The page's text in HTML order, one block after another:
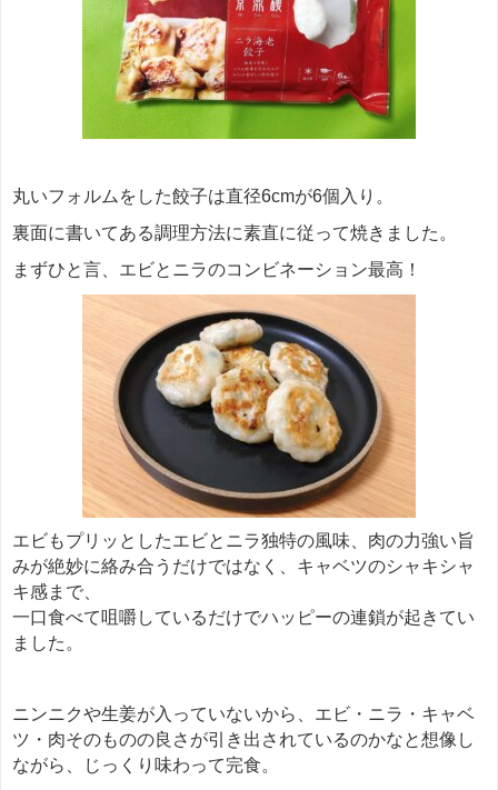
丸いフォルムをした餃子は直径6cmが6個入り。
裏面に書いてある調理方法に素直に従って焼きました。
まずひと言、エビとニラのコンビネーション最高！
エビもプリッとしたエビとニラ独特の風味、肉の力強い旨
みが絶妙に絡み合うだけではなく、キャベツのシャキシャ
キ感まで、
一口食べて咀嚼しているだけでハッピーの連鎖が起きてい
ました。
ニンニクや生姜が入っていないから、エビ・ニラ・キャベ
ツ・肉そのものの良さが引き出されているのかなと想像し
ながら、じっくり味わって完食。